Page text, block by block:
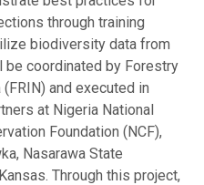
through training
biodiversity data from
coordinated by Forestry
and executed in
at Nigeria National
Foundation (NCF),
Nasarawa State
Through this project,